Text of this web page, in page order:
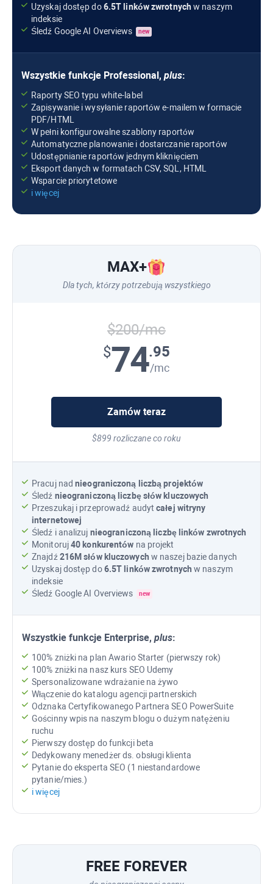
FREE FOREVER
Uzyskaj dostęp do6.5T linków zwrotnychw naszym
indeksie
Śledź Google AI Overviews new
Wszystkie funkcje Professional, plus:
Raporty SEO typu white-label
Zapisywanie i wysyłanie raportów e-mailem w formacie
PDF/HTML
W pełni konfigurowalne szablony raportów
Automatyczne planowanie i dostarczanie raportów
Udostępnianie raportów jednym kliknięciem
Eksport danych w formatach CSV, SQL, HTML
Wsparcie priorytetowe
i więcej
MAX+
Dla tych, którzy potrzebują wszystkiego
$200/mc
$74.95
/mc
Zamów teraz
$899 rozliczane co roku
Pracuj nadnieograniczoną liczbą projektów
Śledź nieograniczoną liczbę słów kluczowych
Przeszukaj i przeprowadź audytcałej witryny
internetowej
Śledź i analizuj nieograniczoną liczbę linków zwrotnych
Monitoruj40 konkurentów na projekt
Znajdź216M słów kluczowych w naszej bazie danych
Uzyskaj dostęp do6.5T linków zwrotnych w naszym
indeksie
Śledź Google AI Overviews new
Wszystkie funkcje Enterprise, plus:
100% zniżki na plan Awario Starter (pierwszy rok)
100% zniżki na nasz kurs SEO Udemy
Spersonalizowane wdrażanie na żywo
Włączenie do katalogu agencji partnerskich
Odznaka Certyfikowanego PartneraSEO PowerSuite
Gościnny wpis na naszym blogu o dużym natężeniu
ruchu
Pierwszy dostęp do funkcji beta
Dedykowany menedżer ds. obsługi klienta
Pytanie do eksperta SEO (1 niestandardowe
pytanie/mies.)
i więcej